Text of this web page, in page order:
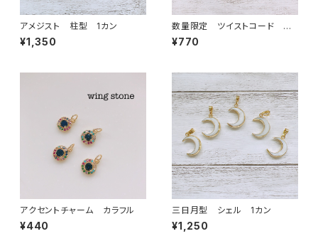
アメジスト 柱型 1カン
¥1,350
数量限定 ツイストコード ス
ライダーブレスレット ベビーピ
ンク
¥770
アクセントチャーム カラフル
¥440
三日月型 シェル 1カン
¥1,250